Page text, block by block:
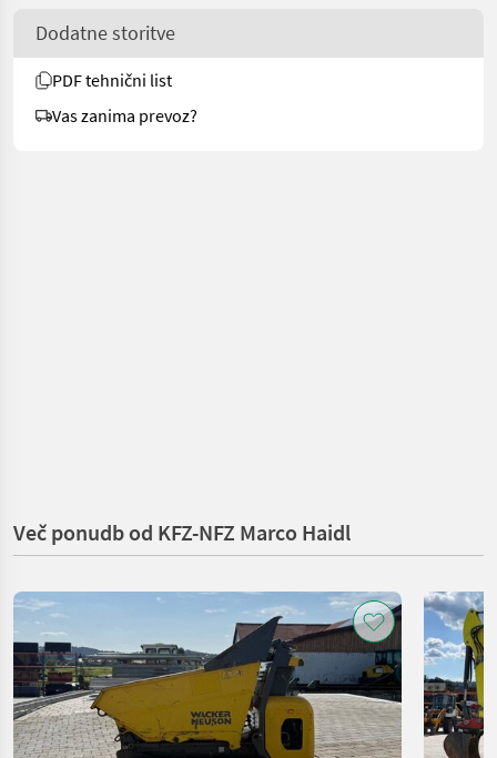
Dodatne storitve
PDF tehnični list
Vas zanima prevoz?
Več ponudb od KFZ-NFZ Marco Haidl